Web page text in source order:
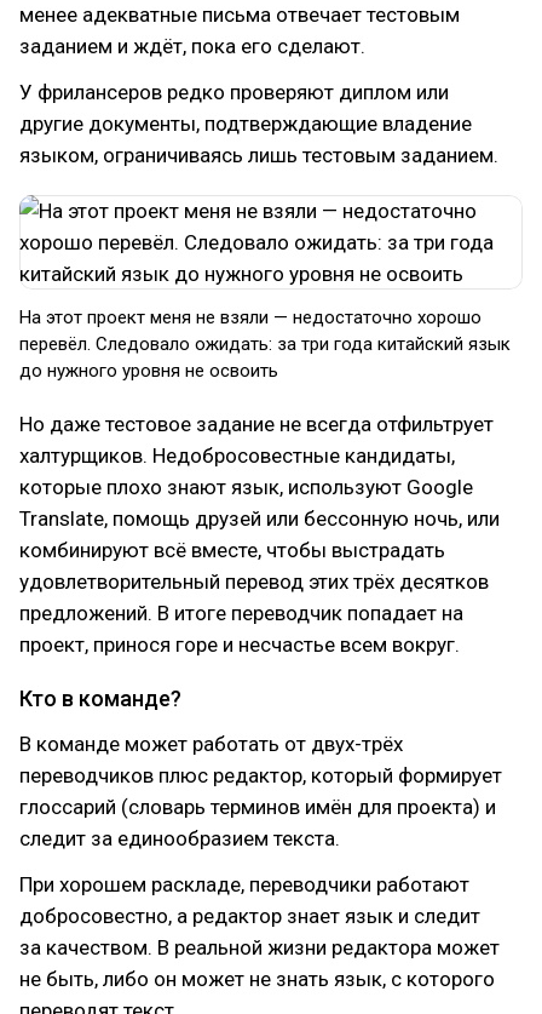
менее адекватные письма отвечает тестовым
заданием и ждёт, пока его сделают.
У фрилансеров редко проверяют диплом или
другие документы, подтверждающие владение
языком, ограничиваясь лишь тестовым заданием.
На этот проект меня не взяли — недостаточно хорошо
перевёл. Следовало ожидать: за три года китайский язык
до нужного уровня не освоить
Но даже тестовое задание не всегда отфильтрует
халтурщиков. Недобросовестные кандидаты,
которые плохо знают язык, используют Google
Translate, помощь друзей или бессонную ночь, или
комбинируют всё вместе, чтобы выстрадать
удовлетворительный перевод этих трёх десятков
предложений. В итоге переводчик попадает на
проект, принося горе и несчастье всем вокруг.
Кто в команде?
В команде может работать от двух-трёх
переводчиков плюс редактор, который формирует
глоссарий (словарь терминов имён для проекта) и
следит за единообразием текста.
При хорошем раскладе, переводчики работают
добросовестно, а редактор знает язык и следит
за качеством. В реальной жизни редактора может
не быть, либо он может не знать язык, с которого